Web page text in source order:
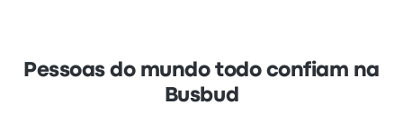
Pessoas do mundo todo confiam na
Busbud